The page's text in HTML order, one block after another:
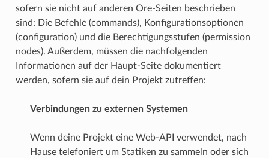
sofern sie nicht auf anderen Ore-Seiten beschrieben
sind: Die Befehle (commands), Konfigurationsoptionen
(configuration) und die Berechtigungsstufen (permission
nodes). Außerdem, müssen die nachfolgenden
Informationen auf der Haupt-Seite dokumentiert
werden, sofern sie auf dein Projekt zutreffen:
Verbindungen zu externen Systemen
Wenn deine Projekt eine Web-API verwendet, nach
Hause telefoniert um Statiken zu sammeln oder sich